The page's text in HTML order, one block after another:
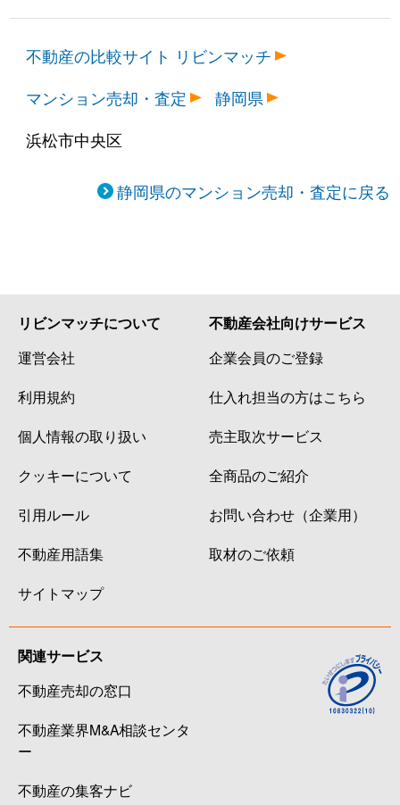
不動産の比較サイト リビンマッチ
マンション売却・査定
静岡県
浜松市中央区
静岡県のマンション売却・査定に戻る
リビンマッチについて
運営会社
利用規約
個人情報の取り扱い
クッキーについて
引用ルール
不動産用語集
サイトマップ
不動産会社向けサービス
企業会員のご登録
仕入れ担当の方はこちら
売主取次サービス
全商品のご紹介
お問い合わせ（企業用）
取材のご依頼
関連サービス
不動産売却の窓口
不動産業界M&A相談センタ
ー
不動産の集客ナビ